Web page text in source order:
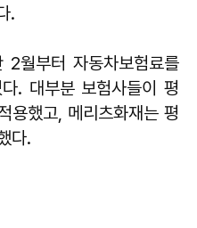
.
월부터 자동차보험료를
. 대부분 보험사들이 평
용했고, 메리츠화재는 평
다.